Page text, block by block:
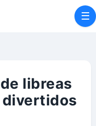
☰
libreas
divertidos